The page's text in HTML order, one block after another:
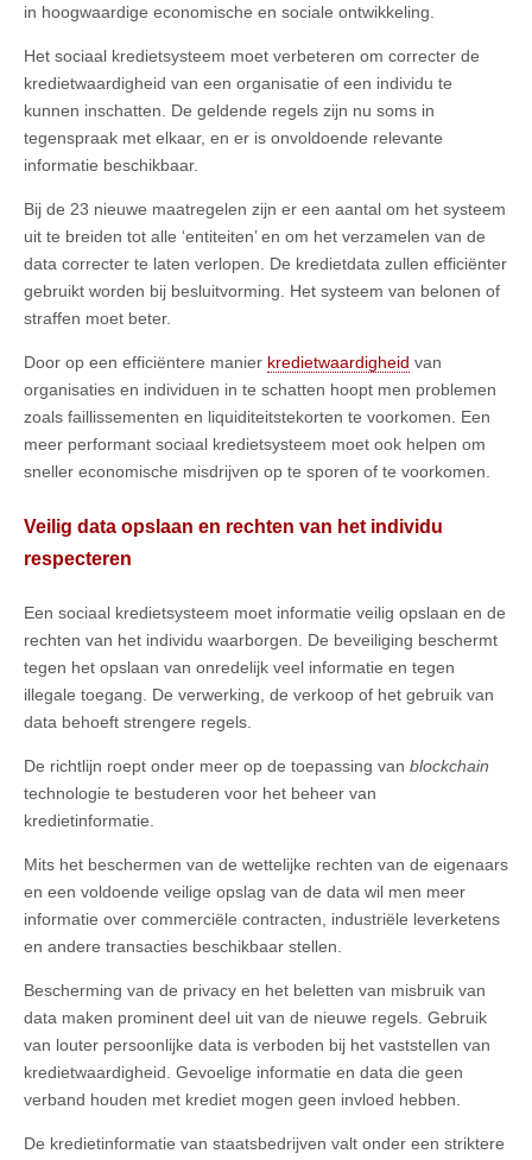
in hoogwaardige economische en sociale ontwikkeling.
Het sociaal kredietsysteem moet verbeteren om correcter de
kredietwaardigheid van een organisatie of een individu te
kunnen inschatten. De geldende regels zijn nu soms in
tegenspraak met elkaar, en er is onvoldoende relevante
informatie beschikbaar.
Bij de 23 nieuwe maatregelen zijn er een aantal om het systeem
uit te breiden tot alle ‘entiteiten’ en om het verzamelen van de
data correcter te laten verlopen. De kredietdata zullen efficiënter
gebruikt worden bij besluitvorming. Het systeem van belonen of
straffen moet beter.
Door op een efficiëntere manier kredietwaardigheid van
organisaties en individuen in te schatten hoopt men problemen
zoals faillissementen en liquiditeitstekorten te voorkomen. Een
meer performant sociaal kredietsysteem moet ook helpen om
sneller economische misdrijven op te sporen of te voorkomen.
Veilig data opslaan en rechten van het individu
respecteren
Een sociaal kredietsysteem moet informatie veilig opslaan en de
rechten van het individu waarborgen. De beveiliging beschermt
tegen het opslaan van onredelijk veel informatie en tegen
illegale toegang. De verwerking, de verkoop of het gebruik van
data behoeft strengere regels.
De richtlijn roept onder meer op de toepassing van blockchain
technologie te bestuderen voor het beheer van
kredietinformatie.
Mits het beschermen van de wettelijke rechten van de eigenaars
en een voldoende veilige opslag van de data wil men meer
informatie over commerciële contracten, industriële leverketens
en andere transacties beschikbaar stellen.
Bescherming van de privacy en het beletten van misbruik van
data maken prominent deel uit van de nieuwe regels. Gebruik
van louter persoonlijke data is verboden bij het vaststellen van
kredietwaardigheid. Gevoelige informatie en data die geen
verband houden met krediet mogen geen invloed hebben.
De kredietinformatie van staatsbedrijven valt onder een striktere